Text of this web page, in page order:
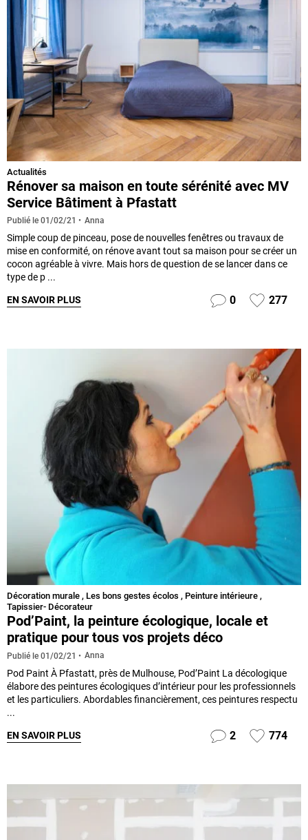
Actualités
Rénover sa maison en toute sérénité avec MV
Service Bâtiment à Pfastatt
Publié le 01/02/21 Anna
Simple coup de pinceau, pose de nouvelles fenêtres ou travaux de
mise en conformité, on rénove avant tout sa maison pour se créer un
cocon agréable à vivre. Mais hors de question de se lancer dans ce
type de p ...
EN SAVOIR PLUS 0 277
Décoration murale , Les bons gestes écolos , Peinture intérieure ,
Tapissier- Décorateur
Pod’Paint, la peinture écologique, locale et
pratique pour tous vos projets déco
Publié le 01/02/21 Anna
Pod Paint À Pfastatt, près de Mulhouse, Pod’Paint La décologique
élabore des peintures écologiques d’intérieur pour les professionnels
et les particuliers. Abordables financièrement, ces peintures respectu
...
EN SAVOIR PLUS 2 774